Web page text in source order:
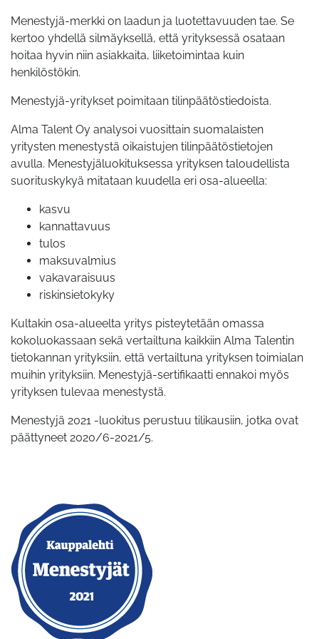
Menestyjä-merkki on laadun ja luotettavuuden tae. Se
kertoo yhdellä silmäyksellä, että yrityksessä osataan
hoitaa hyvin niin asiakkaita, liiketoimintaa kuin
henkilöstökin.
Menestyjä-yritykset poimitaan tilinpäätöstiedoista.
Alma Talent Oy analysoi vuosittain suomalaisten
yritysten menestystä oikaistujen tilinpäätöstietojen
avulla. Menestyjäluokituksessa yrityksen taloudellista
suorituskykyä mitataan kuudella eri osa-alueella:
kasvu
kannattavuus
tulos
maksuvalmius
vakavaraisuus
riskinsietokyky
Kultakin osa-alueelta yritys pisteytetään omassa
kokoluokassaan sekä vertailtuna kaikkiin Alma Talentin
tietokannan yrityksiin, että vertailtuna yrityksen toimialan
muihin yrityksiin. Menestyjä-sertifikaatti ennakoi myös
yrityksen tulevaa menestystä.
Menestyjä 2021 -luokitus perustuu tilikausiin, jotka ovat
päättyneet 2020/6-2021/5.